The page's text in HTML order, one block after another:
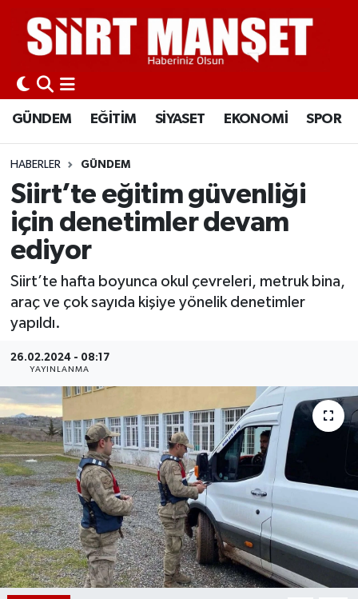
GÜNDEM EĞİTİM SİYASET EKONOMİ SPOR
HABERLER GÜNDEM
Siirt’te eğitim güvenliği
için denetimler devam
ediyor
Siirt’te hafta boyunca okul çevreleri, metruk bina,
araç ve çok sayıda kişiye yönelik denetimler
yapıldı.
26.02.2024 - 08:17
YAYINLANMA
GÜNDEM
EĞİTİM
SİYASET
EKONOMİ
SPOR
İLÇELER
KÜLTÜR-SANAT
Siirt Nöbetçi Eczaneler
Siirt Hava Durumu
Siirt Namaz Vakitleri
Siirt Trafik Yoğunluk Haritası
Süper Lig Puan Durumu ve Fikstür
Tüm Manşetler
Son Dakika Haberleri